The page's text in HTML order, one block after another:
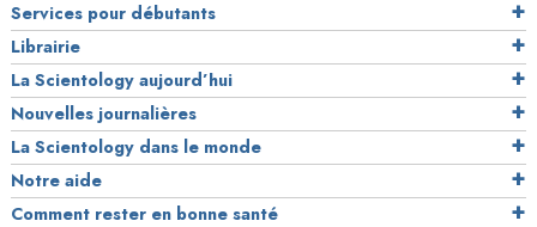
Services pour débutants
Librairie
La Scientology aujourd’hui
Nouvelles journalières
La Scientology dans le monde
Notre aide
Comment rester en bonne santé